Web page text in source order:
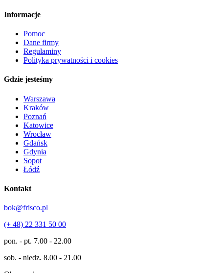
Informacje
Pomoc
Dane firmy
Regulaminy
Polityka prywatności i cookies
Gdzie jesteśmy
Warszawa
Kraków
Poznań
Katowice
Wrocław
Gdańsk
Gdynia
Sopot
Łódź
Kontakt
bok@frisco.pl
(+ 48) 22 331 50 00
pon. - pt. 7.00 - 22.00
sob. - niedz. 8.00 - 21.00